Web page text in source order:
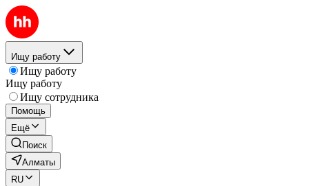
Ищу работу
Ищу работу
Ищу работу
Ищу сотрудника
Помощь
Ещё
Поиск
Алматы
RU